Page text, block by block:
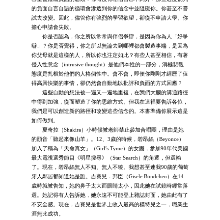
的負面自言自語的循環會滲透到你的信念中並阻礙你。你甚至不嘗
試去改變。因此，儘管你有強烈的學習欲望，卻從不申請大學。你
擔心申請會失敗。
你是否認為，你之所以常常與伴侶爭辯，是因為你為人「好爭
辯」？你是否覺得，你之所以無論去到哪裡都會製造事端，是因為
你父母就是這樣的人，所以你也注定如此？有些人甚至相信，有著
侵入性意念（intrusive thought）是他們本性的一部分，消極悲觀
態度是扎根於他們的人格個性中。會不會，即便你剛剛才經歷了值
得高興快樂的事情，卻仍然會自動地以批評和負面的方式回應？
這些自動的想法被一遍又一遍地重複，在我們大腦的溝通路徑
中得到加強，從而塑造了你的思維方式。但我在這裡要告訴各位，
我們是可以創造新的路徑和改變這些信念的。本書準備你展示這是
如何做到。
夏奇拉（Shakira）小時候被老師禁止參加合唱團，理由是她
的顫音「聽起來像山羊」。12、3歲的時候，碧昂絲（Beyonce）
加入了稱為「天命真女」（Girl’s Tyme）的女團，參加90年代美國
最大電視選秀節目《明星搜尋》（Star Search）的角逐，但選輸
了。現在，碧昂絲無人不知、無人不曉。我想甚至連我90歲的葡萄
牙人鄰居都知道她是誰。吉賽兒．邦臣（Gisele Bündchen）在14
歲時就被告知，她的鼻子太大而眼睛太小，因此她在試鏡時經常落
選。她記得有人告訴她，她永遠不可能登上雜誌封面，她由此有了
不安全感。現在，吉賽兒是世界上收入最高的模特兒之一，職業生
涯無比成功。